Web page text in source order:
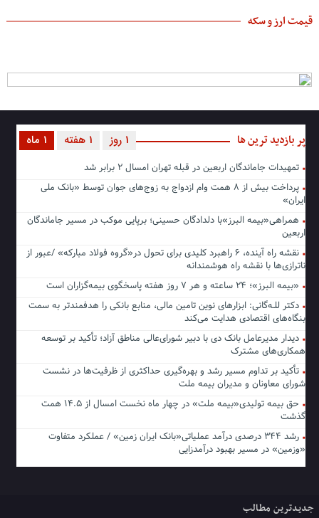
قیمت ارز و سکه
پر بازدید ترین ها 1 ماه 1 هفته 1 روز
تمهیدات جاماندگان اربعین در قبله تهران امسال ۲ برابر شد
پرداخت بیش از ۸ همت وام ازدواج به زوج‌های جوان توسط «بانک ملی
ایران»
همراهی«بیمه البرز»با دلدادگان حسینی؛ برپایی موکب در مسیر جاماندگان
اربعین
نقشه راه آینده، ۶ راهبرد کلیدی برای تحول در«گروه فولاد مبارکه» /عبور از
ناترازی‌ها با نقشه راه هوشمندانه
«بیمه البرز»؛ ۲۴ ساعته و هر ۷ روز هفته پاسخگوی بیمه‌گزاران است
دکتر للـه‌گانی: ابزارهای نوین تامین مالی، منابع بانکی را هدفمندتر به سمت
بنگاه‌های اقتصادی هدایت می‌کند
دیدار مدیرعامل بانک دی با دبیر شورای‌عالی مناطق آزاد؛ تأکید بر توسعه
همکاری‌های مشترک
تأکید بر تداوم مسیر رشد و بهره‌گیری حداکثری از ظرفیت‌ها در نشست
شورای معاونان و مدیران بیمه ملت
حق بیمه تولیدی«بیمه ملت» در چهار ماه نخست امسال از ۱۴.۵ همت
گذشت
رشد ۳۴۴ درصدی درآمد عملیاتی«بانک ایران زمین» / عملکرد متفاوت
«وزمین» در مسیر بهبود درآمدزایی
جدیدترین مطالب